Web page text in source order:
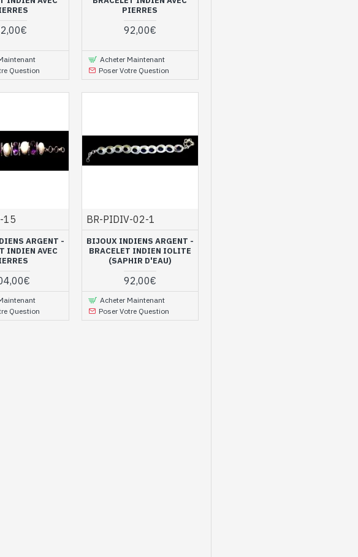
du corps. Vous pourrez ainsi bénéficier
artisanal
conçu par des artisans dotés
de nos prix très intéressants.
pierres pour une
Question
PIERRES
92,00€
Acheter Maintenant
Poser Votre Question
15
ARGENT -
INDIEN AVEC
Question
BR-PIDIV-02-1
BIJOUX INDIENS ARGENT -
BRACELET INDIEN IOLITE
(SAPHIR D'EAU)
92,00€
Acheter Maintenant
Poser Votre Question